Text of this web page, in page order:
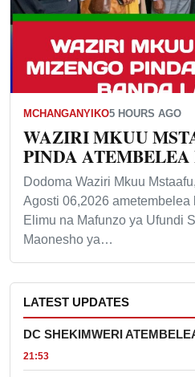
MCHANGANYIKO5 HOURS AGO
WAZIRI MKUU
PINDA
Dodoma Waziri Mkuu
Agosti 06,2026 ametembelea
Elimu na Mafunzo ya Ufundi
Maonesho ya…
LATEST UPDATES
DC SHEKIMWERI
21:53